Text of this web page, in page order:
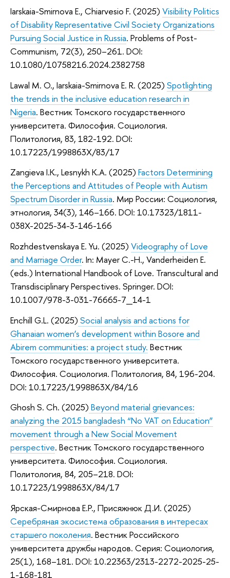
Iarskaia-Smirnova E., Chiarvesio F. (2025) Visibility Politics
of Disability Representative Civil Society Organizations
Pursuing Social Justice in Russia. Problems of Post-
Communism, 72(3), 250–261. DOI:
10.1080/10758216.2024.2382758
Lawal M. O., Iarskaia-Smirnova E. R. (2025) Spotlighting
the trends in the inclusive education research in
Nigeria. Вестник Томского государственного
университета. Философия. Социология.
Политология, 83, 182-192. DOI:
10.17223/1998863X/83/17
Zangieva I.K., Lesnykh K.A. (2025) Factors Determining
the Perceptions and Attitudes of People with Autism
Spectrum Disorder in Russia. Мир России: Социология,
этнология, 34(3), 146–166. DOI: 10.17323/1811-
038X-2025-34-3-146-166
Rozhdestvenskaya E. Yu. (2025) Videography of Love
and Marriage Order. In: Mayer C.-H., Vanderheiden E.
(eds.) International Handbook of Love. Transcultural and
Transdisciplinary Perspectives. Springer. DOI:
10.1007/978-3-031-76665-7_14-1
Enchill G.L. (2025) Social analysis and actions for
Ghanaian women’s development within Bosore and
Abirem communities: a project study. Вестник
Томского государственного университета.
Философия. Социология. Политология, 84, 196-204.
DOI: 10.17223/1998863X/84/16
Ghosh S. Ch. (2025) Beyond material grievances:
analyzing the 2015 bangladesh “No VAT on Education”
movement through a New Social Movement
perspective. Вестник Томского государственного
университета. Философия. Социология.
Политология, 84, 205–218. DOI:
10.17223/1998863X/84/17
Ярская-Смирнова Е.Р., Присяжнюк Д.И. (2025)
Серебряная экосистема образования в интересах
старшего поколения. Вестник Российского
университета дружбы народов. Серия: Социология,
25(1), 168–181. DOI: 10.22363/2313-2272-2025-25-
1-168-181